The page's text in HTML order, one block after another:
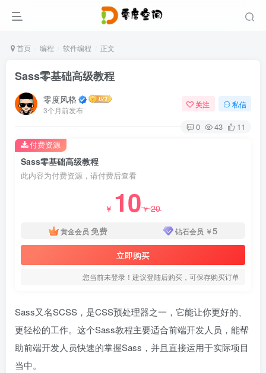
首页 编程 软件编程 正文
Sass零基础高级教程
零度风格
3个月前发布
关注 私信
0 43 11
Sass零基础高级教程
此内容为付费资源，请付费后查看
￥ 10￥20
黄金会员 免费 钻石会员 ￥5
立即购买
您当前未登录！建议登陆后购买，可保存购买订单
付费资源
Sass又名SCSS，是CSS预处理器之一，它能让你更好的、
更轻松的工作。这个Sass教程主要适合前端开发人员，能帮
助前端开发人员快速的掌握Sass，并且直接运用于实际项目
当中。